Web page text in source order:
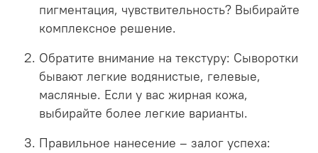
пигментация, чувствительность? Выбирайте
комплексное решение.
Обратите внимание на текстуру: Сыворотки
бывают легкие водянистые, гелевые,
масляные. Если у вас жирная кожа,
выбирайте более легкие варианты.
Правильное нанесение – залог успеха: